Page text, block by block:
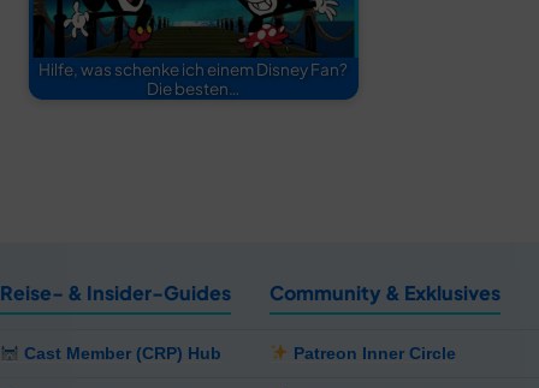
Hilfe, was schenke ich einem Disney Fan?
Die besten…
Reise- & Insider-Guides
Cast Member (CRP) Hub
Community & Exklusives
Patreon Inner Circle